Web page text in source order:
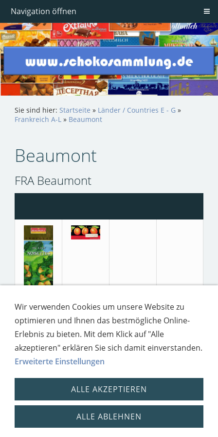
Navigation öffnen
Sie sind hier: Startseite » Länder / Countries E - G »
Frankreich A-L » Beaumont
Beaumont
FRA Beaumont
Impressum Datenschutz
Wir verwenden Cookies um unsere Website zu
optimieren und Ihnen das bestmögliche Online-
Erlebnis zu bieten. Mit dem Klick auf "Alle
akzeptieren" erklären Sie sich damit einverstanden.
Erweiterte Einstellungen
ALLE AKZEPTIEREN
ALLE ABLEHNEN